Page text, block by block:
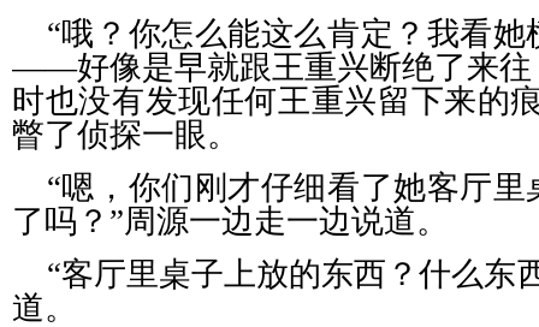
“哦？你怎么能这么肯定？我看
——好像是早就跟王重兴断绝了来往
时也没有发现任何王重兴留下来的
瞥了侦探一眼。
“嗯，你们刚才仔细看了她客厅
了吗？”周源一边走一边说道。
“客厅里桌子上放的东西？什么东
道。